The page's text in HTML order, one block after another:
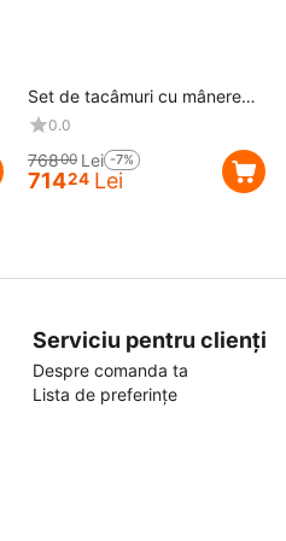
Set de tacâmuri cu mânere
din lemn pentru 6 persoane
0.0
71424 Lei
76800 Lei -7%
Serviciu pentru clienți
Despre comanda ta
Lista de preferințe